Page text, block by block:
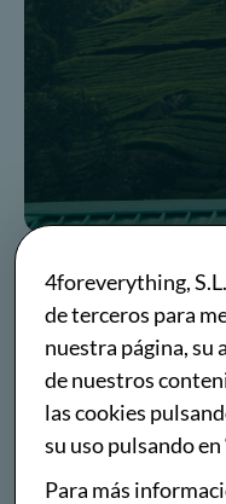
4foreverything,
de terceros para
nuestra página, su
de nuestros
las cookies
su uso pulsando en
Para más
4foreverybody